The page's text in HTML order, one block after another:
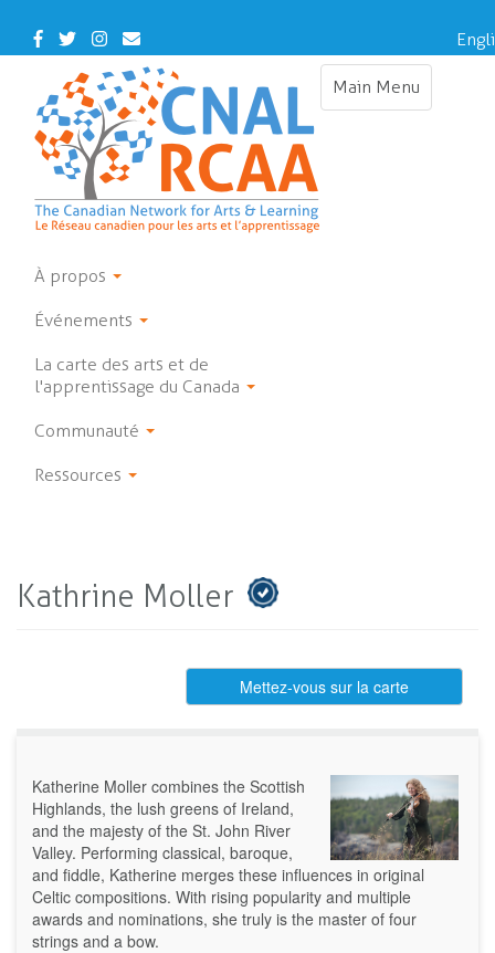
main
Facebook
TwitterInstagram
Contact
Us
Main Menu
Toggle
À propos
Événements
La carte des arts et de
l'apprentissage du Canada
Communauté
Ressources
Kathrine Moller
Mettez-vous sur la carte
Katherine Moller combines the Scottish
Highlands, the lush greens of Ireland,
and the majesty of the St. John River
Valley. Performing classical, baroque,
and fiddle, Katherine merges these influences in original
Celtic compositions. With rising popularity and multiple
awards and nominations, she truly is the master of four
strings and a bow.